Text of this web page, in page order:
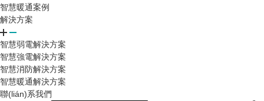
智慧暖通案例
解決方案
智慧弱電解決方案
智慧強電解決方案
智慧消防解決方案
智慧暖通解決方案
聯(lián)系我們